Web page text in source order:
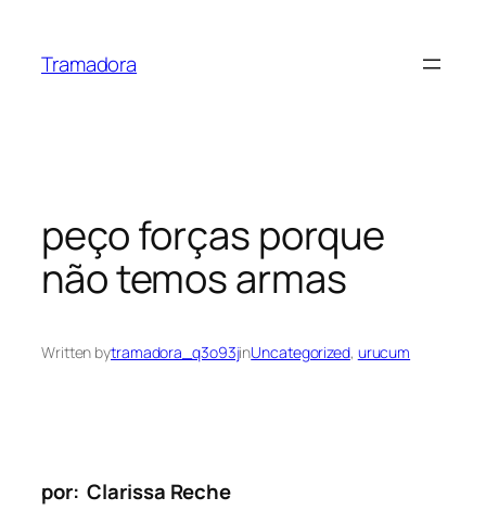
content
Tramadora
peço forças porque
não temos armas
Written bytramadora_q3o93jinUncategorized, urucum
por: Clarissa Reche